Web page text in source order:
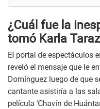
¿Cuál fue la
tomó Karla
El portal de espectáculos
reveló el mensaje que le
Domínguez luego de que
cantante asistiría a las
película ‘Chavín de